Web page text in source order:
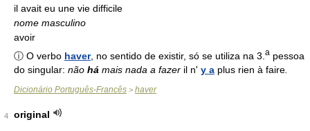
il avait eu une vie difficile
nome masculino
avoir
ⓘ O verbo haver, no sentido de existir, só se utiliza na 3. a pessoa
do singular: não há mais nada a fazer il n' y a plus rien à faire.
Dicionário Português-Francês > haver
4
original